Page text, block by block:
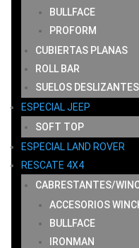
BULLFACE
PROFORM
CUBIERTAS PLANAS
ROLL BAR
SUELOS DESLIZANTES
ESPECIAL JEEP
SOFT TOP
ESPECIAL LAND ROVER
RESCATE 4X4
CABRESTANTES/
ACCESORIOS
BULLFACE
IRONMAN